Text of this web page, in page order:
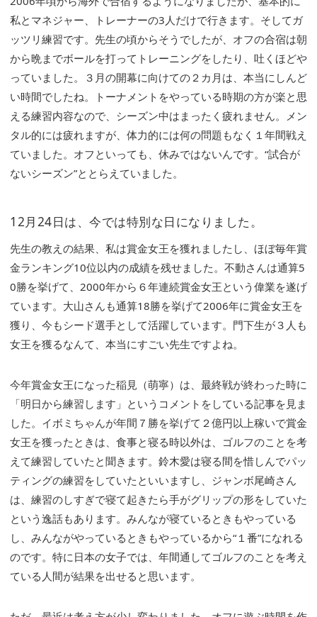
私とマネジャー、トレーナーの3人だけで行きます。そしてガ
ッツリ練習です。先生の頃からそうでしたが、オフの合宿は朝
から晩までボールを打ってトレーニングをしたり、吐くほどや
っていました。３月の開幕に向けての２カ月は、本当にしんど
い時間でしたね。トーナメントをやっている時期の方が楽と思
える練習内容なので、シーズン中はまったく疲れません。メン
タル的には疲れますが、体力的には何の問題もなく１年間戦え
ていました。オフといっても、休みではないんです。“試合が
ないシーズン”ととらえていました。
12月24日は、今では特別な日になりました。
先生の教えの結果、私は賞金女王を獲れましたし、ほぼ毎年賞
金ランキング10位以内の成績を残せました。不動さんは通算5
0勝を挙げて、2000年から６年連続賞金女王という偉業を遂げ
ています。大山さんも通算18勝を挙げて2006年に賞金女王を
獲り、今もシード選手として活躍しています。門下生が３人も
女王を獲るなんて、本当にすごい先生ですよね。
今年賞金女王になった稲見（萌寧）は、最終戦が終わった時に
「明日から練習します」というコメントをしている記事を見ま
した。イボミちゃんが年間７勝を挙げて２億円以上稼いで賞金
女王を獲ったときは、食事と寝る時以外は、ゴルフのことを考
えて練習していたと聞きます。鈴木愛は寝る間を惜しんでパッ
ティングの練習をしていたといいますし、ジャンボ尾崎さん
は、練習のしすぎで寝て起きたら手がグリップの形をしていた
という逸話もあります。みんなが寝ているときもやっている
し、みんながやっているときもやっているから“１番”になれる
のです。特に日本の女子では、年間通してゴルフのことを考え
ている人間が結果を出せると思います。